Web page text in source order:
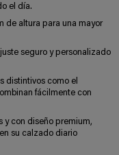
el día.
de altura para una mayor
seguro y personalizado
distintivos como el
fácilmente con
y con diseño premium,
su calzado diario